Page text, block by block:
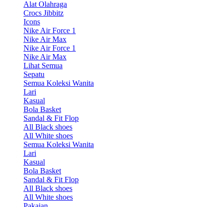
Alat Olahraga
Crocs Jibbitz
Icons
Nike Air Force 1
Nike Air Max
Nike Air Force 1
Nike Air Max
Lihat Semua
Sepatu
Semua Koleksi Wanita
Lari
Kasual
Bola Basket
Sandal & Fit Flop
All Black shoes
All White shoes
Semua Koleksi Wanita
Lari
Kasual
Bola Basket
Sandal & Fit Flop
All Black shoes
All White shoes